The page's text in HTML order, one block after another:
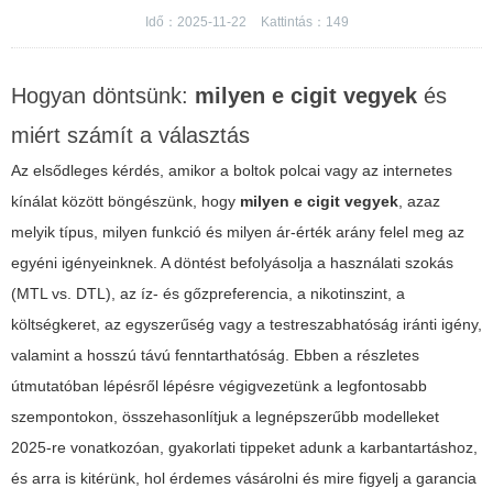
Idő：2025-11-22 Kattintás： 149
Hogyan döntsünk: milyen e cigit vegyek és
miért számít a választás
Az elsődleges kérdés, amikor a boltok polcai vagy az internetes
kínálat között böngészünk, hogy milyen e cigit vegyek, azaz
melyik típus, milyen funkció és milyen ár-érték arány felel meg az
egyéni igényeinknek. A döntést befolyásolja a használati szokás
(MTL vs. DTL), az íz- és gőzpreferencia, a nikotinszint, a
költségkeret, az egyszerűség vagy a testreszabhatóság iránti igény,
valamint a hosszú távú fenntarthatóság. Ebben a részletes
útmutatóban lépésről lépésre végigvezetünk a legfontosabb
szempontokon, összehasonlítjuk a legnépszerűbb modelleket
2025-re vonatkozóan, gyakorlati tippeket adunk a karbantartáshoz,
és arra is kitérünk, hol érdemes vásárolni és mire figyelj a garancia